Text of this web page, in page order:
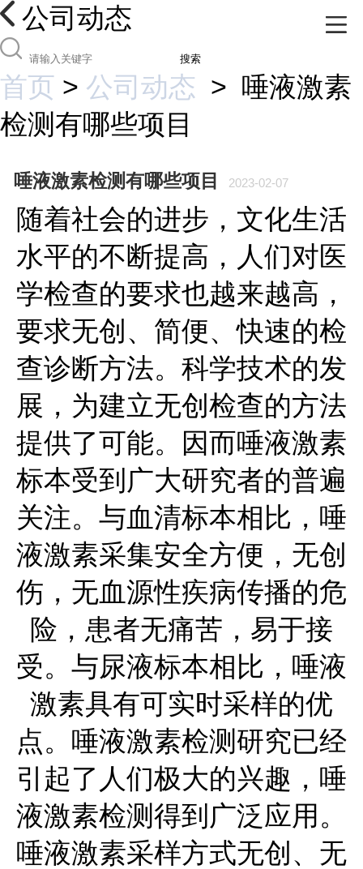
公司动态
搜索
首页 > 公司动态 > 唾液激素
检测有哪些项目
唾液激素检测有哪些项目 2023-02-07
随着社会的进步，文化生活
水平的不断提高，人们对医
学检查的要求也越来越高，
要求无创、简便、快速的检
查诊断方法。科学技术的发
展，为建立无创检查的方法
提供了可能。因而唾液激素
标本受到广大研究者的普遍
关注。与血清标本相比，唾
液激素采集安全方便，无创
伤，无血源性疾病传播的危
险，患者无痛苦，易于接
受。与尿液标本相比，唾液
激素具有可实时采样的优
点。唾液激素检测研究已经
引起了人们极大的兴趣，唾
液激素检测得到广泛应用。
唾液激素采样方式无创、无